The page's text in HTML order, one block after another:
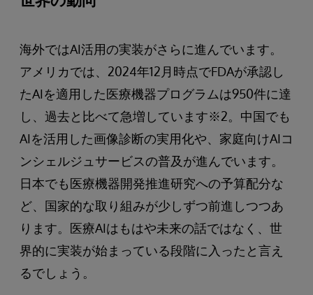
海外ではAI活用の実装がさらに進んでいます。
アメリカでは、2024年12月時点でFDAが承認し
たAIを適用した医療機器プログラムは950件に達
し、過去と比べて急増しています※2。中国でも
AIを活用した画像診断の実用化や、家庭向けAIコ
ンシェルジュサービスの普及が進んでいます。
日本でも医療機器開発推進研究への予算配分な
ど、国家的な取り組みが少しずつ前進しつつあ
ります。医療AIはもはや未来の話ではなく、世
界的に実装が始まっている段階に入ったと言え
るでしょう。